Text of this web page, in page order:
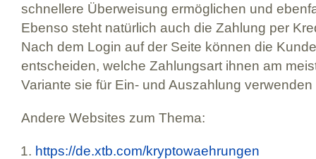
schnellere Überweisung ermöglichen und
Ebenso steht natürlich auch die Zahlung per
Nach dem Login auf der Seite können die
entscheiden, welche Zahlungsart ihnen am
Variante sie für Ein- und Auszahlung
Andere Websites zum Thema:
https://de.xtb.com/kryptowaehrungen